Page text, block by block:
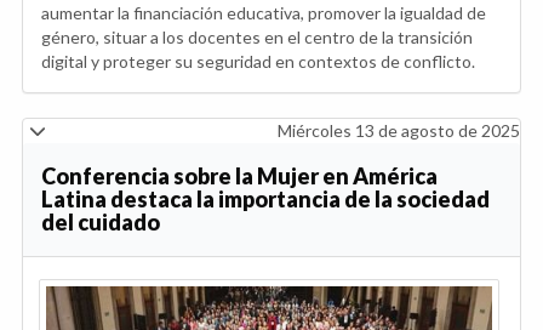
aumentar la financiación educativa, promover la igualdad de
género, situar a los docentes en el centro de la transición
digital y proteger su seguridad en contextos de conflicto.
Miércoles 13 de agosto de 2025
Conferencia sobre la Mujer en América
Latina destaca la importancia de la sociedad
del cuidado